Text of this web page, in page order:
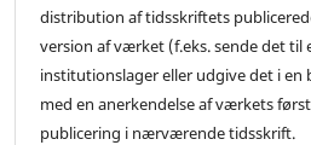
distribution af tidsskriftets
version af værket (f.eks. sende det til
institutionslager eller udgive det i en
med en anerkendelse af værkets
publicering i nærværende tidsskrift.